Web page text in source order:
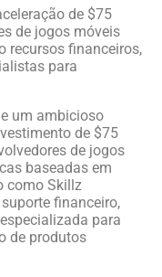
de $75
de jogos móveis
recursos financeiros,
para
um ambicioso
de $75
de jogos
baseadas em
como Skillz
financeiro,
para
de produtos